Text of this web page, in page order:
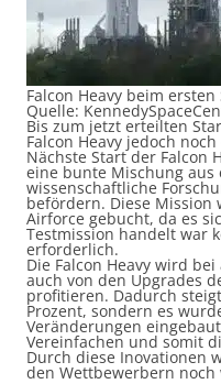
Falcon Heavy beim ersten
Quelle:
Bis zum jetzt erteilten
Falcon Heavy jedoch
Nächste Start der Falcon
eine bunte Mischung
wissenschaftliche
befördern. Diese Mission
Airforce gebucht, da es
Testmission handelt war
erforderlich.
Die Falcon Heavy wird
auch von den Upgrades
profitieren. Dadurch
Prozent, sondern es
Veränderungen
Vereinfachen und somit
Durch diese Inovationen
den Wettbewerbern noch